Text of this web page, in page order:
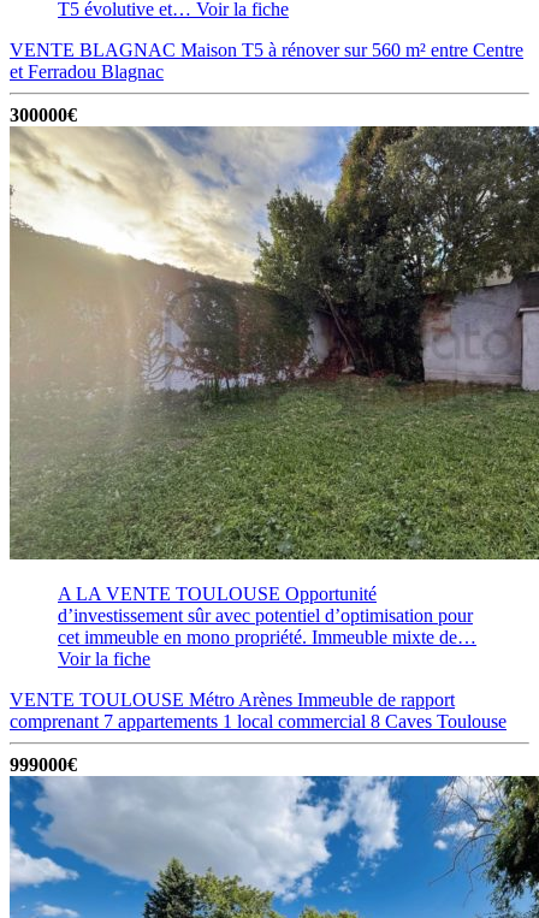
T5 évolutive et… Voir la fiche
VENTE BLAGNAC Maison T5 à rénover sur 560 m² entre Centre
et Ferradou Blagnac
300000€
A LA VENTE TOULOUSE Opportunité
d’investissement sûr avec potentiel d’optimisation pour
cet immeuble en mono propriété. Immeuble mixte de…
Voir la fiche
VENTE TOULOUSE Métro Arènes Immeuble de rapport
comprenant 7 appartements 1 local commercial 8 Caves Toulouse
999000€